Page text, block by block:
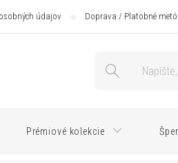
údajov Doprava / Platobné
Prémiové kolekcie